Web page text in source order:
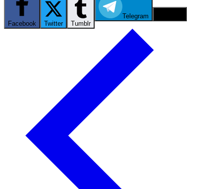
Facebook Twitter Tumblr
Telegram